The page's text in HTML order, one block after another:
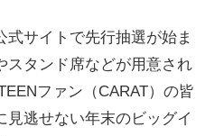
式サイトで先行抽選が始ま
スタンド席などが用意され
ファン（CARAT）の皆
見逃せない年末のビッグイ